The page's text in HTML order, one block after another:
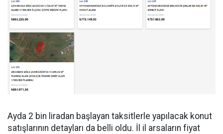
Ayda 2 bin liradan başlayan taksitlerle yapılacak konut
satışlarının detayları da belli oldu. İl il arsaların fiyat